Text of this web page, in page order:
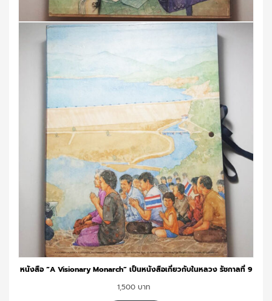
หนังสือ “A Visionary Monarch” เป็นหนังสือเกี่ยวกับในหลวง รัชกาลที่ 9
1,500